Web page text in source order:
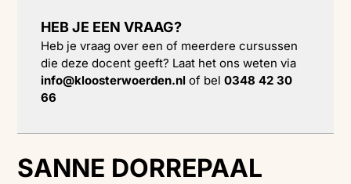
SANNE DORREPAAL
HEB JE EEN VRAAG?
Heb je vraag over een of meerdere cursussen
die deze docent geeft? Laat het ons weten via
info@kloosterwoerden.nl of bel0348 42 30
66